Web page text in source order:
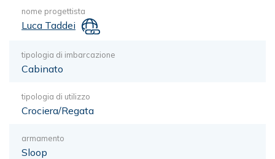
nome progettista
Luca Taddei
tipologia di imbarcazione
Cabinato
tipologia di utilizzo
Crociera/Regata
armamento
Sloop